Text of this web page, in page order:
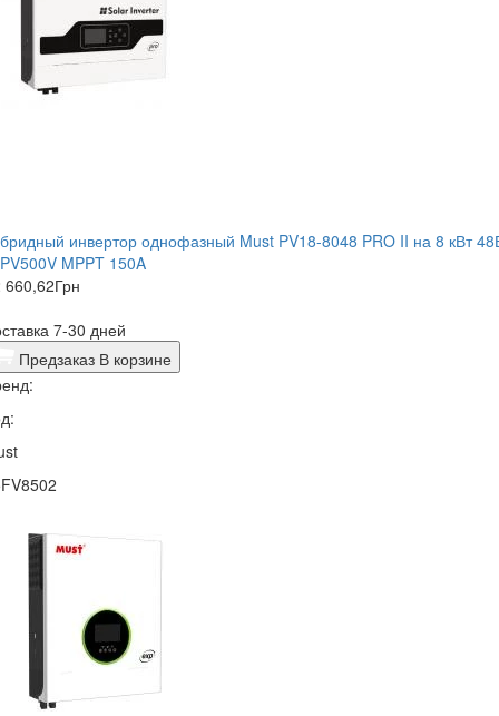
инвертор однофазный Must PV18-8048 PRO II на 8 кВт
MPPT 150A
660,62Грн
7-30 дней
Предзаказ В корзине